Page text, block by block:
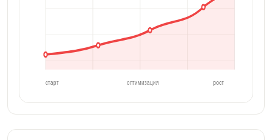
старт оптимизация рост